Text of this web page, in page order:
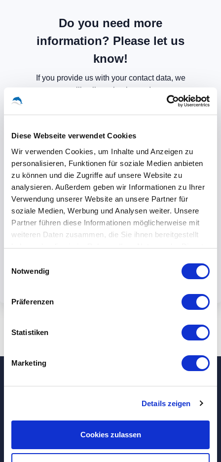
Diese Webseite verwendet Cookies
Wir verwenden Cookies, um Inhalte und Anzeigen zu
personalisieren, Funktionen für soziale Medien anbieten
zu können und die Zugriffe auf unsere Website zu
analysieren. Außerdem geben wir Informationen zu Ihrer
Verwendung unserer Website an unsere Partner für
soziale Medien, Werbung und Analysen weiter. Unsere
Partner führen diese Informationen möglicherweise mit
weiteren Daten zusammen, die Sie ihnen bereitgestellt
haben oder die sie im Rahmen Ihrer Nutzung der Dienste
Notwendig
Präferenzen
Statistiken
Marketing
Details zeigen
Cookies zulassen
Do you need more
information? Please let us
know!
If you provide us with your contact data, we
will call you back soon!
By submiting the form, you accept our
privacy policy.
Dolphin IT-Systeme e.K.
Clausewitzstr. 47A